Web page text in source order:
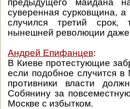
предыдущего майдана
суверенная сурковщина,
случился третий срок,
нынешней революции даже
Андрей Епифанцев:
В Киеве протестующие
если подобное случится в
противники власти
Собянину за
Москве с избытком.